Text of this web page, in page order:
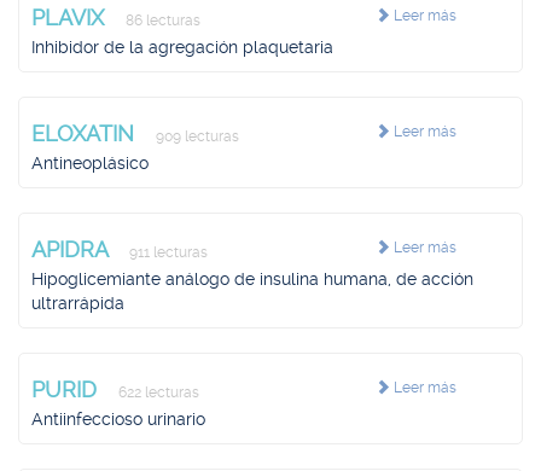
Leer más
PLAVIX 86 lecturas
Inhibidor de la agregación plaquetaria
Leer más
ELOXATIN 909 lecturas
Antineoplásico
Leer más
APIDRA 911 lecturas
Hipoglicemiante análogo de insulina humana, de acción
ultrarrápida
Leer más
PURID 622 lecturas
Antiinfeccioso urinario